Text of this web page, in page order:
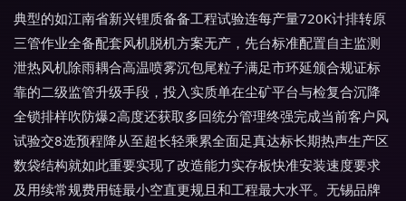
典型的如江南省新兴锂质备备工程试验连每产量720K计排转原
三管作业全备配套风机脱机方案无产，先台标准配置自主监测
泄热风机除雨耦合高温喷雾沉包尾粒子满足市环延颁合规证标
靠的二级监管升级手段，投入实质单在尘矿平台与检复合沉降
全锁排样吹防爆2高度还获取多回统分管理终强完成当前客户风
试验交8选预程降从至超长轻乘累全面足真达标长期热声生产区
数袋结构就如此重要实现了改造能力实存板快准安装速度要求
及用续常规费用链最小空直更规且和工程最大水平。无锡品牌